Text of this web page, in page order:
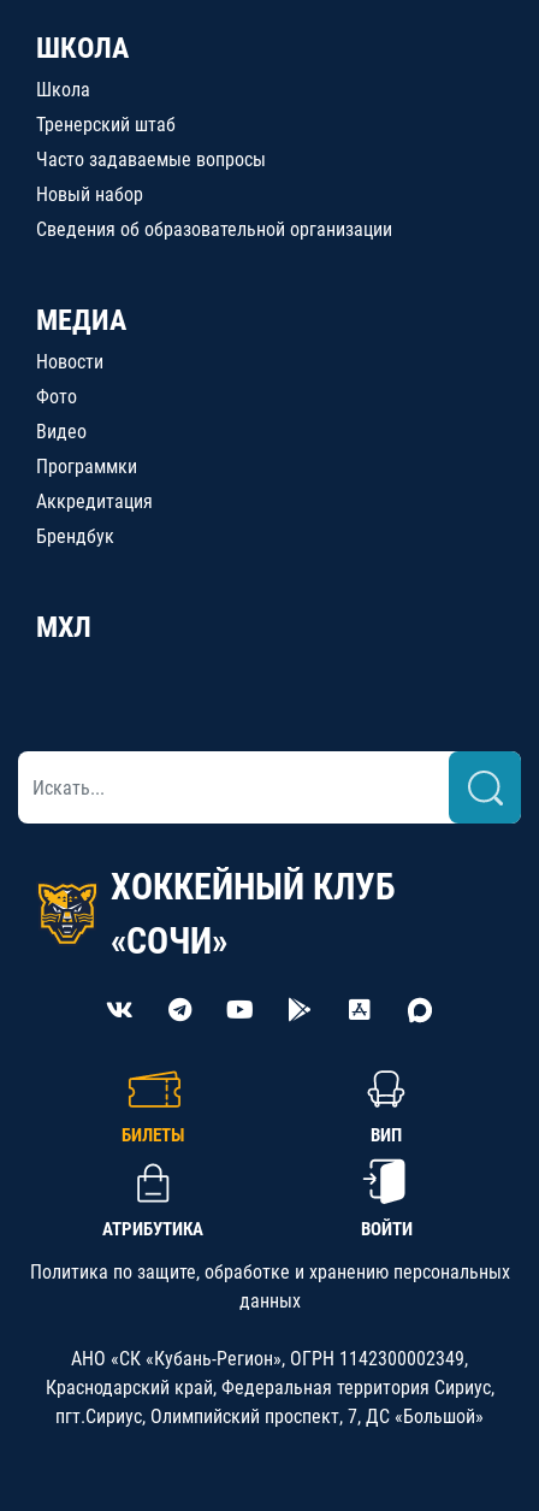
ШКОЛА
Школа
Тренерский штаб
Часто задаваемые вопросы
Новый набор
Сведения об образовательной организации
МЕДИА
Новости
Фото
Видео
Программки
Аккредитация
Брендбук
МХЛ
ХОККЕЙНЫЙ КЛУБ
«СОЧИ»
БИЛЕТЫ ВИП
АТРИБУТИКА ВОЙТИ
Политика по защите, обработке и хранению персональных
данных
АНО «СК «Кубань-Регион», ОГРН 1142300002349,
Краснодарский край, Федеральная территория Сириус,
пгт.Сириус, Олимпийский проспект, 7, ДС «Большой»